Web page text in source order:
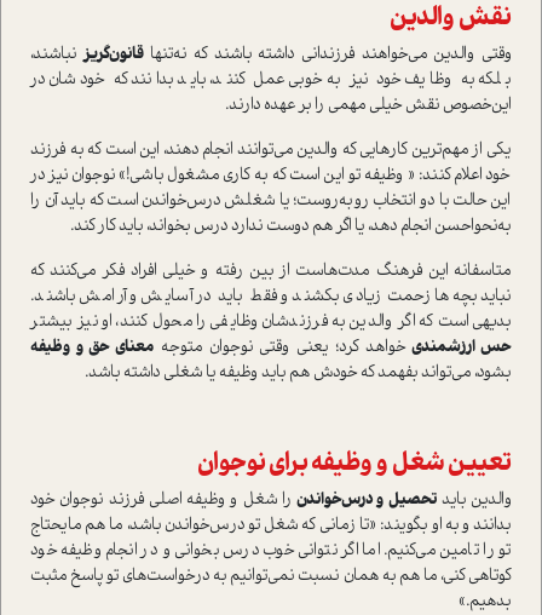
نقش والدين
وقتي والدين مي‌خواهند فرزنداني داشته باشند كه نه‌تنهاقانون‌گريزنباشند،
بلكه به وظايف خود نيز به‌خوبي عمل كنند، بايد بدانند كه خودشان در
اين‌خصوص نقش خيلي مهمي را بر عهده دارند.
يكي از مهم‌ترين كارهايي كه والدین مي‌توانند انجام دهند، اين است كه به فرزند
خود اعلام كنند: « وظيفه تو اين است كه به كاري مشغول باشی!» نوجوان نيز در
اين حالت با دو انتخاب روبه‌روست؛ يا شغلش درس‌خواندن است كه بايد آن را
به‌نحو‌احسن انجام دهد، يا اگر هم دوست ندارد درس بخواند، بايد كار كند.
متاسفانه اين فرهنگ مدت‌هاست از بين رفته و خيلي افراد فكر مي‌كنند که
نبايد بچه‌ها زحمت زيادي بكشند و فقط باید در آسايش و آرامش باشند.
بدیهی است که اگر والدين به فرزندشان وظايفي را محول کنند، او نيز بيشتر
حس ارزشمنديخواهد كرد؛ يعني وقتي نوجوان متوجه معناي حق و وظيفه
بشود، مي‌تواند بفهمد كه خودش هم بايد وظيفه يا شغلي داشته باشد.
تعيين شغل و وظيفه براي نوجوان
والدين بايد تحصيل و درس‌خواندن را شغل و وظيفه اصلي فرزند نوجوان خود
بدانند و به او بگويند: «تا زماني كه شغل تو درس‌خواندن باشد، ما هم مايحتاج
تو را تامين مي‌كنيم. اما اگر نتواني خوب درس بخواني و در انجام وظيفه خود
كوتاهي كني، ما هم به همان نسبت نمي‌توانيم به درخواست‌هاي تو پاسخ مثبت
بدهيم.»